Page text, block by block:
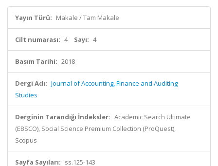
Yayın Türü: Makale / Tam Makale
Cilt numarası: 4 Sayı: 4
Basım Tarihi: 2018
Dergi Adı: Journal of Accounting, Finance and Auditing
Studies
Derginin Tarandığı İndeksler: Academic Search Ultimate
(EBSCO), Social Science Premium Collection (ProQuest),
Scopus
Sayfa Sayıları: ss.125-143